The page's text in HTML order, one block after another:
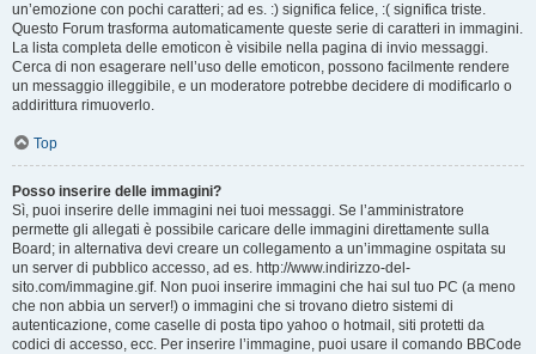
un’emozione con pochi caratteri; ad es. :) significa felice, :( significa triste.
Questo Forum trasforma automaticamente queste serie di caratteri in immagini.
La lista completa delle emoticon è visibile nella pagina di invio messaggi.
Cerca di non esagerare nell’uso delle emoticon, possono facilmente rendere
un messaggio illeggibile, e un moderatore potrebbe decidere di modificarlo o
addirittura rimuoverlo.
Top
Posso inserire delle immagini?
Sì, puoi inserire delle immagini nei tuoi messaggi. Se l’amministratore
permette gli allegati è possibile caricare delle immagini direttamente sulla
Board; in alternativa devi creare un collegamento a un’immagine ospitata su
un server di pubblico accesso, ad es. http://www.indirizzo-del-
sito.com/immagine.gif. Non puoi inserire immagini che hai sul tuo PC (a meno
che non abbia un server!) o immagini che si trovano dietro sistemi di
autenticazione, come caselle di posta tipo yahoo o hotmail, siti protetti da
codici di accesso, ecc. Per inserire l’immagine, puoi usare il comando BBCode